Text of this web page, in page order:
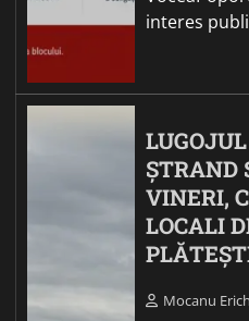
interes
ȘTRAND
VINERI,
LOCALI
Mocanu